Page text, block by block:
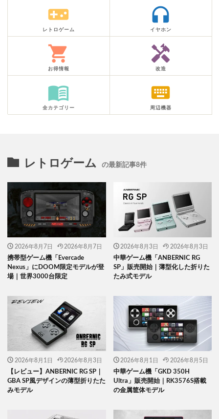
videogame_asset
レトロゲーム
headphones
イヤホン
shopping_cart
お得情報
handyman
改造
menu_book
全カテゴリー
keyboard
周辺機器
レトロゲーム の最新記事8件
2026年8月7日 2026年8月7日
携帯型ゲーム機「Evercade
Nexus」にDOOM限定モデルが登
場｜世界3000台限定
2026年8月3日 2026年8月3日
中華ゲーム機「ANBERNIC RG
SP」販売開始｜薄型化した折りた
たみ式モデル
2026年8月1日 2026年8月3日
【レビュー】ANBERNIC RG SP｜
GBA SP風デザインの薄型折りたた
みモデル
2026年8月1日 2026年8月5日
中華ゲーム機「GKD 350H
Ultra」販売開始｜RK3576S搭載
の金属筐体モデル